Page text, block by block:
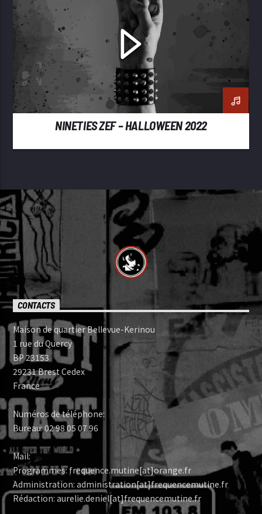
NINETIES ZEF – HALLOWEEN 2022
CONTACTS
Maison de quartier Bellevue-Kerinou
1 rue du Quercy
BP 23153
29231 Brest Cedex
France
Numéros de téléphone:
Bureau: 02 98 05 07 96
Mail:
Programmes: frequence.mutine[at]orange.fr
Administration: administration[at]frequencemutine.fr
Rédaction: aurelie.deniel[at]frequencemutine.fr